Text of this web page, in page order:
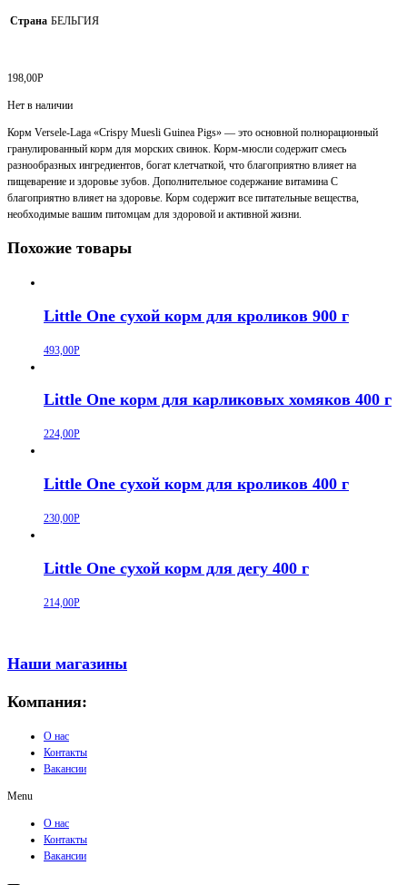
Страна БЕЛЬГИЯ
198,00Р
Нет в наличии
Корм Versele-Laga «Crispy Muesli Guinea Pigs» — это основной полнорационный
гранулированный корм для морских свинок. Корм-мюсли содержит смесь
разнообразных ингредиентов, богат клетчаткой, что благоприятно влияет на
пищеварение и здоровье зубов. Дополнительное содержание витамина С
благоприятно влияет на здоровье. Корм содержит все питательные вещества,
необходимые вашим питомцам для здоровой и активной жизни.
Похожие товары
Little One сухой корм для кроликов 900 г
493,00Р
Little One корм для карликовых хомяков 400 г
224,00Р
Little One сухой корм для кроликов 400 г
230,00Р
Little One сухой корм для дегу 400 г
214,00Р
Наши магазины
Компания:
О нас
Контакты
Вакансии
Menu
О нас
Контакты
Вакансии